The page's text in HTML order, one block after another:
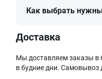
ВАЖНО! Средство не
При использовании
заботимся о вашем
Как выбрать
Доставка
Мы доставляем заказы в
в будние дни. Самовывоз